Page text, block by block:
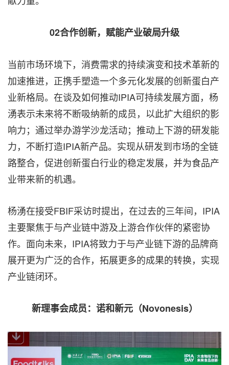
02合作创新，赋能产业破局升级
当前市场环境下，消费需求的持续演变和技术革新的
加速推进，正携手塑造一个多元化发展的创新蛋白产
业新格局。在谈及如何推动IPIA可持续发展方面，杨
湧表示未来将不断吸纳新的成员，以此扩大组织的影
响力；通过举办游学沙龙活动；推动上下游的研发能
力，不断打造IPIA新产品。实现从研发到市场的全链
路整合，促进创新蛋白行业的稳定发展，并为食品产
业带来新的机遇。
杨湧在接受FBIF采访时提出，在过去的三年间，IPIA
主要聚焦于与产业链中游及上游合作伙伴的紧密协
作。面向未来，IPIA将致力于与产业链下游的品牌商
展开更为广泛的合作，拓展更多的成果的转换，实现
产业链闭环。
新理事会成员：诺和新元（Novonesis）